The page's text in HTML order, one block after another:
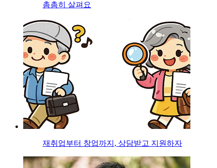
촘촘히 살펴요
재취업부터 창업까지, 상담받고 지원하자